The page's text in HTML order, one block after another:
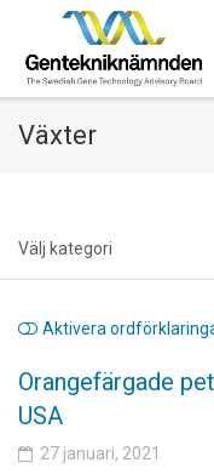
content
Växter
Välj kategori
Aktivera
Orangefärgade
USA
27 januari, 2021